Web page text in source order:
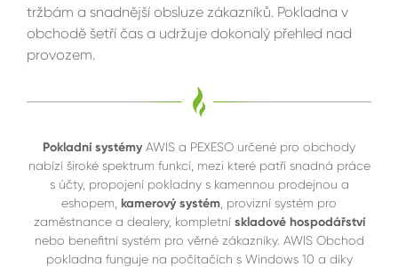
tržbám a snadnější obsluze zákazníků. Pokladna v
obchodě šetří čas a udržuje dokonalý přehled nad
provozem.
Pokladní systémy AWIS a PEXESO určené pro obchody
nabízí široké spektrum funkcí, mezi které patří snadná práce
s účty, propojení pokladny s kamennou prodejnou a
eshopem, kamerový systém , provizní systém pro
zaměstnance a dealery, kompletní skladové hospodářství
nebo benefitní systém pro věrné zákazníky. AWIS Obchod
pokladna funguje na počítačích s Windows 10 a díky